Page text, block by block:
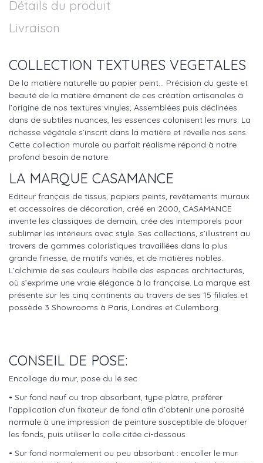
Détails du produit
Livraison
COLLECTION TEXTURES VEGETALES
De la matière naturelle au papier peint… Précision du geste et
beauté de la matière émanent de ces création artisanales à
l’origine de nos textures vinyles, Assemblées puis déclinées
dans de subtiles nuances, les essences colonisent les murs. La
richesse végétale s’inscrit dans la matière et réveille nos sens.
Cette collection murale au parfait réalisme répond à notre
profond besoin de nature.
LA MARQUE CASAMANCE
Editeur français de tissus, papiers peints, revêtements muraux
et accessoires de décoration, créé en 2000, CASAMANCE
invente les classiques de demain, crée des intemporels pour
sublimer les intérieurs avec style. Ses collections, s’illustrent au
travers de gammes coloristiques travaillées dans la plus
grande finesse, de motifs variés, et de matières nobles.
L’alchimie de ses couleurs habille des espaces architecturés,
où s’exprime une vraie élégance à la française. La marque est
présente sur les cinq continents au travers de ses 15 filiales et
possède 3 Showrooms à Paris, Londres et Culemborg.
CONSEIL DE POSE:
Encollage du mur, pose du lé sec
• Sur fond neuf ou trop absorbant, type plâtre, préférer
l’application d’un fixateur de fond afin d’obtenir une porosité
normale à une impression de peinture susceptible de bloquer
les fonds, puis utiliser la colle citée ci-dessous
• Sur fond normalement ou peu absorbant : encoller le mur